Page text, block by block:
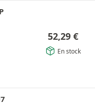
52,29 €
En stock